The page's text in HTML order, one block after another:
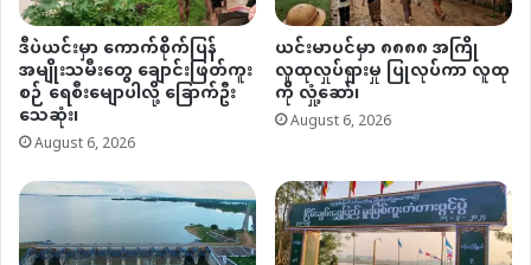
ဒီပဲယင်းမှာ ကောက်စိုက်ပြန်
အမျိုးသမီးတွေ ချောင်းဖြတ်ကူး
စဉ် ရေစီးမျောပါလို့ ခြောက်ဦး
သေဆုံး၊
August 6, 2026
ယင်းမာပင်မှာ ၈၈၈၈ အကြို
လူထုလှုပ်ရှားမှု ပြုလုပ်ကာ လူထု
ကို လှုံ့ဆော်၊
August 6, 2026